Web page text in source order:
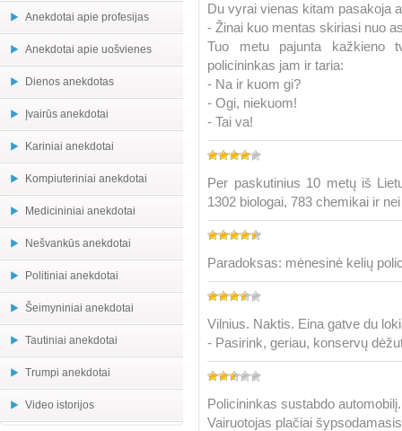
Anekdotai apie profesijas
Anekdotai apie uošvienes
Dienos anekdotas
Įvairūs anekdotai
Kariniai anekdotai
Kompiuteriniai anekdotai
Medicininiai anekdotai
Nešvankūs anekdotai
Politiniai anekdotai
Šeimyniniai anekdotai
Tautiniai anekdotai
Trumpi anekdotai
Video istorijos
Du vyrai vienas kitam pasakoja
- Žinai kuo mentas skiriasi nuo
Tuo metu pajunta kažkieno
policininkas jam ir taria:
- Na ir kuom gi?
- Ogi, niekuom!
- Tai va!
Per paskutinius 10 metų iš
1302 biologai, 783 chemikai ir
Paradoksas: mėnesinė kelių
Vilnius. Naktis. Eina gatve du
- Pasirink, geriau, konservų
Policininkas sustabdo automobilį.
Vairuotojas plačiai